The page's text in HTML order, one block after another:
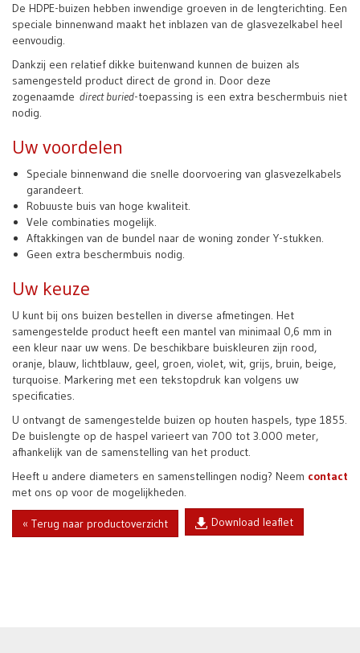
De HDPE-buizen hebben inwendige groeven in de lengterichting. Een
speciale binnenwand maakt het inblazen van de glasvezelkabel heel
eenvoudig.
Dankzij een relatief dikke buitenwand kunnen de buizen als
samengesteld product direct de grond in. Door deze
zogenaamde direct buried-toepassing is een extra beschermbuis niet
nodig.
Uw voordelen
Speciale binnenwand die snelle doorvoering van glasvezelkabels
garandeert.
Robuuste buis van hoge kwaliteit.
Vele combinaties mogelijk.
Aftakkingen van de bundel naar de woning zonder Y-stukken.
Geen extra beschermbuis nodig.
Uw keuze
U kunt bij ons buizen bestellen in diverse afmetingen. Het
samengestelde product heeft een mantel van minimaal 0,6 mm in
een kleur naar uw wens. De beschikbare buiskleuren zijn rood,
oranje, blauw, lichtblauw, geel, groen, violet, wit, grijs, bruin, beige,
turquoise. Markering met een tekstopdruk kan volgens uw
specificaties.
U ontvangt de samengestelde buizen op houten haspels, type 1855.
De buislengte op de haspel varieert van 700 tot 3.000 meter,
afhankelijk van de samenstelling van het product.
Heeft u andere diameters en samenstellingen nodig? Neem contact
met ons op voor de mogelijkheden.
Download leaflet
« Terug naar productoverzicht